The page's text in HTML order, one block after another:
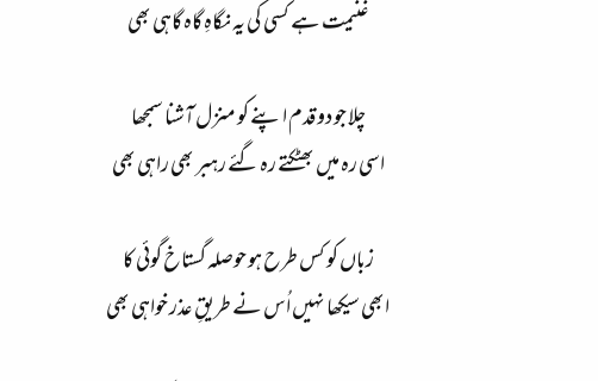
غنیمت ہے کسی کی یہ نگاہِ گاہ گاہی بھی
چلا جو دو قدم اپنے کو منزل آشنا سمجھا
اسی رہ میں بھٹکتے رہ گئے رہبر بھی راہی بھی
زباں کو کس طرح ہو حوصلہ گستاخ گوئی کا
ابھی سیکھا نہیں اُس نے طریقِ عذر خواہی بھی